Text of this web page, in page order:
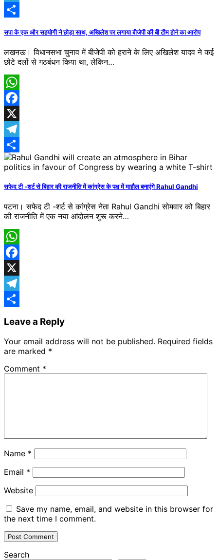
Telegram
सपा के एक और सहयोगी ने छोड़ा साथ, अखिलेश पर लगाया बीजेपी की बी टीम होने का आरोप
लखनऊ। विधानसभा चुनाव में बीजेपी को हराने के लिए अखिलेश यादव ने कई
छोटे दलों से गठबंधन किया था, लेकिन…
WhatsApp
Facebook
X
Telegram
Share
सफेद टी -शर्ट से बिहार की राजनीति में कांग्रेस के पक्ष में माहौल बनाएंगे Rahul Gandhi
पटना। सफेद टी -शर्ट से कांग्रेस नेता Rahul Gandhi सोमवार को बिहार
की राजनीति में एक नया आंदोलन शुरू करने…
WhatsApp
Facebook
X
Telegram
Leave a Reply
Your email address will not be published. Required fields
are marked *
Comment *
Name *
Email *
Website
Save my name, email, and website in this browser for
the next time I comment.
Search